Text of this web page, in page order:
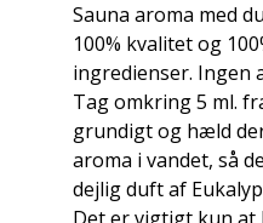
Sauna aroma med
100% kvalitet og
ingredienser. Ingen
Tag omkring 5 ml.
grundigt og hæld
aroma i vandet, så
dejlig duft af